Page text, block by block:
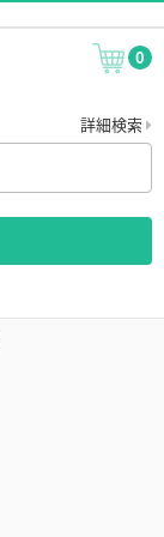
0
詳細検索